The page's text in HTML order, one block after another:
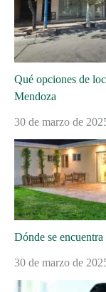
Qué opciones de
Mendoza
30 de marzo de
Dónde se
30 de marzo de